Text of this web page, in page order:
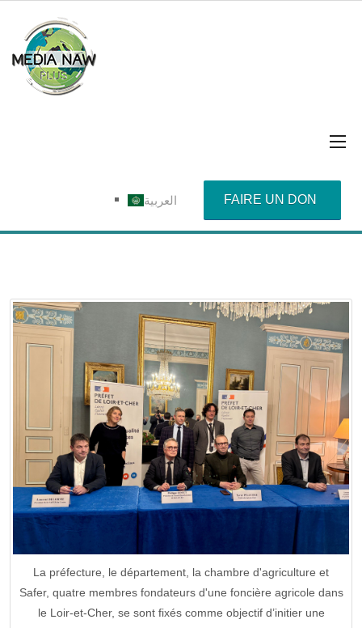
العربية FAIRE UN DON
La préfecture, le département, la chambre d'agriculture et
Safer, quatre membres fondateurs d'une foncière agricole dans
le Loir-et-Cher, se sont fixés comme objectif d’initier une